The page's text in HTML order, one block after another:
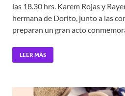
las 18.30 hrs. Karem Rojas y
hermana de Dorito, junto a las
preparan un gran acto
LEER MÁS